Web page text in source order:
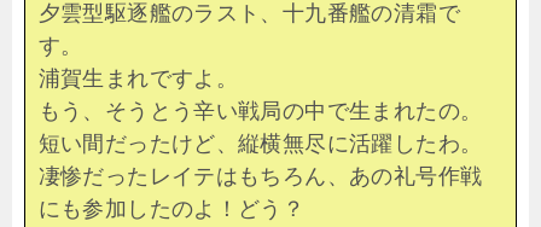
夕雲型駆逐艦のラスト、十九番艦の清霜で
す。
浦賀生まれですよ。
もう、そうとう辛い戦局の中で生まれたの。
短い間だったけど、縦横無尽に活躍したわ。
凄惨だったレイテはもちろん、あの礼号作戦
にも参加したのよ！どう？